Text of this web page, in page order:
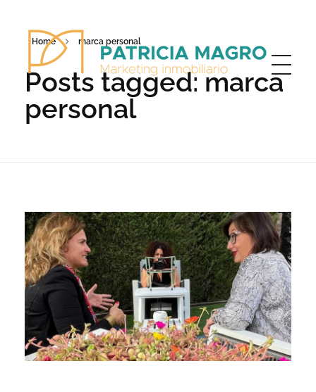
Patricia Magro - Comunicación y marketing inmobiliario
Aunque nunca me callo, guardo un par de secretos
Home marca personal
Posts tagged: marca
personal